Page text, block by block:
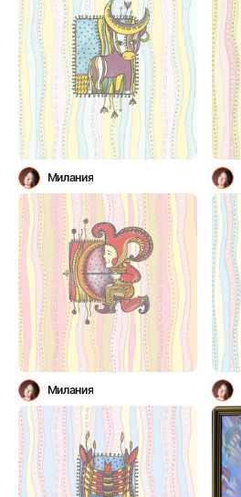
Милания
Милания